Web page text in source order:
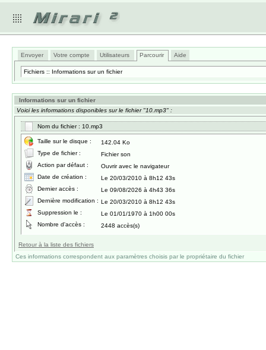
Envoyer Votre compte Utilisateurs Parcourir Aide
Fichiers :: Informations sur un fichier
Informations sur un fichier
Voici les informations disponibles sur le fichier "10.mp3" :
Nom du fichier : 10.mp3
Taille sur le disque :
142.04 Ko
Type de fichier :
Fichier son
Action par défaut :
Ouvrir avec le navigateur
Date de création :
Le 20/03/2010 à 8h12 43s
Dernier accès :
Le 09/08/2026 à 4h43 36s
Dernière modification : Le 20/03/2010 à 8h12 43s
Suppression le :
Le 01/01/1970 à 1h00 00s
Nombre d'accès :
2448 accès(s)
Retour à la liste des fichiers
Ces informations correspondent aux paramètres choisis par le propriétaire du fichier